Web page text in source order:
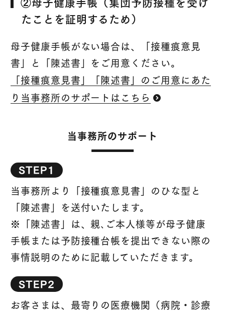
②母子健康手帳（集団予防接種を受け
たことを証明するため）
母子健康手帳がない場合は、「接種痕意見
書」と「陳述書」をご用意ください。
「接種痕意見書」「陳述書」のご用意にあた
り当事務所のサポートはこちら
当事務所のサポート
STEP1
当事務所より「接種痕意見書」のひな型と
「陳述書」を送付いたします。
※「陳述書」は、親､ご本人様等が母子健康
手帳または予防接種台帳を提出できない際の
事情説明のために記載していただきます。
STEP2
お客さまは、最寄りの医療機関（病院・診療